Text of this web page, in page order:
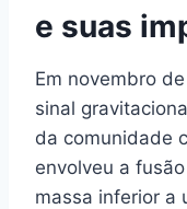
e suas
Em novembro
sinal
da comunidade
envolveu a
massa inferior a